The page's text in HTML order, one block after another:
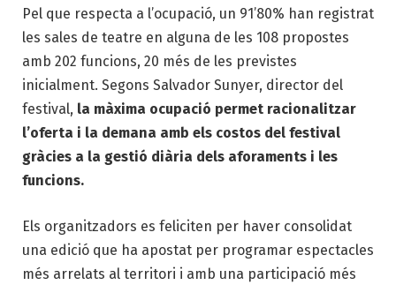
Pel que respecta a l’ocupació, un 91’80% han registrat
les sales de teatre en alguna de les 108 propostes
amb 202 funcions, 20 més de les previstes
inicialment. Segons Salvador Sunyer, director del
festival, la màxima ocupació permet racionalitzar
l’oferta i la demana amb els costos del festival
gràcies a la gestió diària dels aforaments i les
funcions.
Els organitzadors es feliciten per haver consolidat
una edició que ha apostat per programar espectacles
més arrelats al territori i amb una participació més